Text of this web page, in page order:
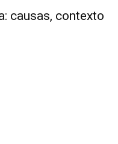
causas, contexto